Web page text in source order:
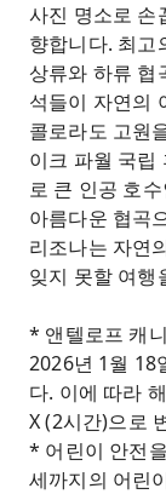
사진 명소로 손
향합니다. 최고
상류와 하류 협
석들이 자연의
콜로라도 고원
이크 파월 국립
로 큰 인공 호
아름다운 협곡
리조나는 자연
잊지 못할 여행
* 앤텔로프 캐
2026년 1월 18
다. 이에 따라
X (2시간)으로
* 어린이 안전
세까지의 어린